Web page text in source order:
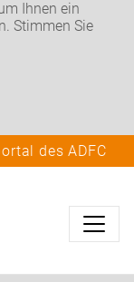
Ihnen ein
Stimmen Sie
des ADFC